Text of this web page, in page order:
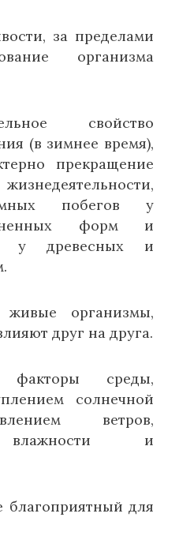
за пределами
организма
свойство
(в зимнее время),
прекращение
побегов у
форм и
у древесных и
организмы,
друг на друга.
факторы среды,
солнечной
ветров,
влажности и
благоприятный для